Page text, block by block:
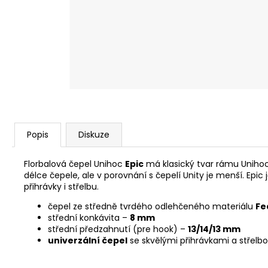
Popis Diskuze
Florbalová čepel Unihoc Epic má klasický tvar rámu
délce čepele, ale v porovnání s čepelí Unity je menší.
přihrávky i střelbu.
čepel ze středně tvrdého odlehčeného materiálu
střední konkávita – 8 mm
střední předzahnutí (pre hook) – 13/14/13 mm
univerzální čepel se skvělými přihrávkami a